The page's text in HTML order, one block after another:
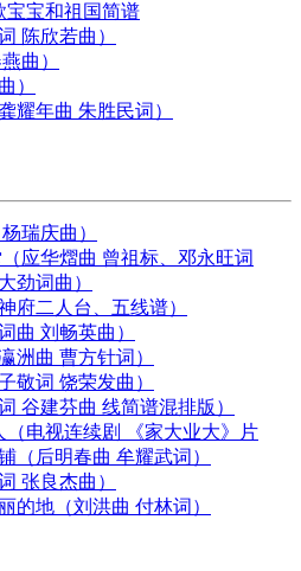
宝宝和祖国简谱
陈欣若曲）
曲）
）
耀年曲 朱胜民词）
瑞庆曲）
应华熠曲 曾祖标、邓永旺词
劲词曲）
府二人台、五线谱）
曲 刘畅英曲）
洲曲 曹方针词）
敬词 饶荣发曲）
谷建芬曲 线简谱混排版）
（电视连续剧 《家大业大》片
（后明春曲 牟耀武词）
张良杰曲）
的地（刘洪曲 付林词）